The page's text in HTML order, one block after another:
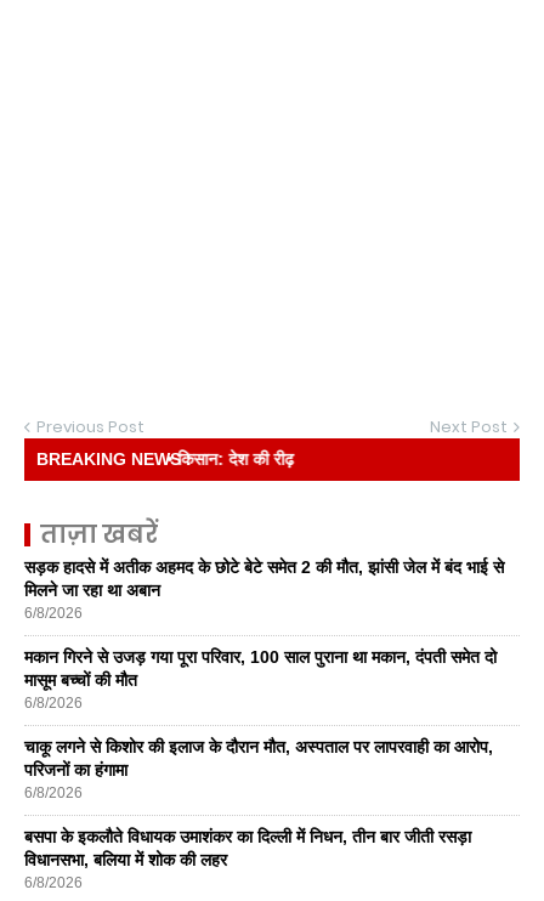
Previous Post Next Post
BREAKING NEWS :• किसान: देश की रीढ़
ताज़ा खबरें
सड़क हादसे में अतीक अहमद के छोटे बेटे समेत 2 की मौत, झांसी जेल में बंद भाई से
मिलने जा रहा था अबान
6/8/2026
मकान गिरने से उजड़ गया पूरा परिवार, 100 साल पुराना था मकान, दंपती समेत दो
मासूम बच्चों की मौत
6/8/2026
चाकू लगने से किशोर की इलाज के दौरान मौत, अस्पताल पर लापरवाही का आरोप,
परिजनों का हंगामा
6/8/2026
बसपा के इकलाैते विधायक उमाशंकर का दिल्ली में निधन, तीन बार जीती रसड़ा
विधानसभा, बलिया में शोक की लहर
6/8/2026